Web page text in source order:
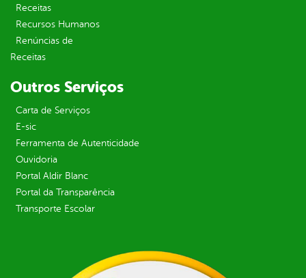
Receitas
Recursos Humanos
Renúncias de
Receitas
Outros Serviços
Carta de Serviços
E-sic
Ferramenta de Autenticidade
Ouvidoria
Portal Aldir Blanc
Portal da Transparência
Transporte Escolar